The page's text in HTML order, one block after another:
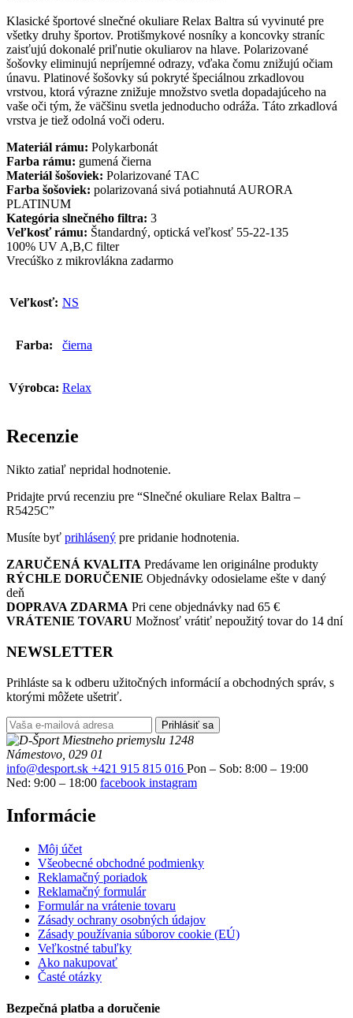
Klasické športové slnečné okuliare Relax Baltra sú vyvinuté pre
všetky druhy športov. Protišmykové nosníky a koncovky straníc
zaisťujú dokonalé priľnutie okuliarov na hlave. Polarizované
šošovky eliminujú nepríjemné odrazy, vďaka čomu znižujú očiam
únavu. Platinové šošovky sú pokryté špeciálnou zrkadlovou
vrstvou, ktorá výrazne znižuje množstvo svetla dopadajúceho na
vaše oči tým, že väčšinu svetla jednoducho odráža. Táto zrkadlová
vrstva je tiež odolná voči oderu.
Materiál rámu: Polykarbonát
Farba rámu: gumená čierna
Materiál šošoviek: Polarizované TAC
Farba šošoviek: polarizovaná sivá potiahnutá AURORA
PLATINUM
Kategória slnečného filtra: 3
Veľkosť rámu: Štandardný, optická veľkosť 55-22-135
100% UV A,B,C filter
Vrecúško z mikrovlákna zadarmo
Veľkosť: NS
Farba: čierna
Výrobca: Relax
Recenzie
Nikto zatiaľ nepridal hodnotenie.
Pridajte prvú recenziu pre “Slnečné okuliare Relax Baltra –
R5425C”
Musíte byť prihlásený pre pridanie hodnotenia.
ZARUČENÁ KVALITA Predávame len originálne produkty
RÝCHLE DORUČENIE Objednávky odosielame ešte v daný
deň
DOPRAVA ZDARMA Pri cene objednávky nad 65 €
VRÁTENIE TOVARU Možnosť vrátiť nepoužitý tovar do 14 dní
NEWSLETTER
Prihláste sa k odberu užitočných informácií a obchodných správ, s
ktorými môžete ušetriť.
Prihlásiť sa
Miestneho priemyslu 1248
Námestovo, 029 01
info@desport.sk +421 915 815 016 Pon – Sob: 8:00 – 19:00
Ned: 9:00 – 18:00 facebook instagram
Informácie
Môj účet
Všeobecné obchodné podmienky
Reklamačný poriadok
Reklamačný formulár
Formulár na vrátenie tovaru
Zásady ochrany osobných údajov
Zásady používania súborov cookie (EÚ)
Veľkostné tabuľky
Ako nakupovať
Časté otázky
Bezpečná platba a doručenie